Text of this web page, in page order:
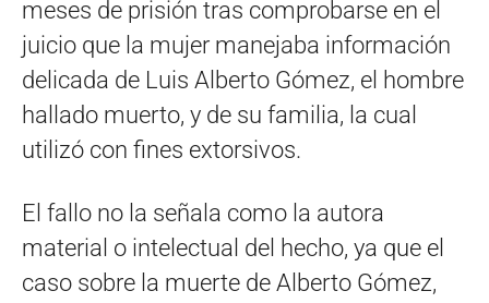
meses de prisión tras comprobarse en el
juicio que la mujer manejaba información
delicada de Luis Alberto Gómez, el hombre
hallado muerto, y de su familia, la cual
utilizó con fines extorsivos.
El fallo no la señala como la autora
material o intelectual del hecho, ya que el
caso sobre la muerte de Alberto Gómez,